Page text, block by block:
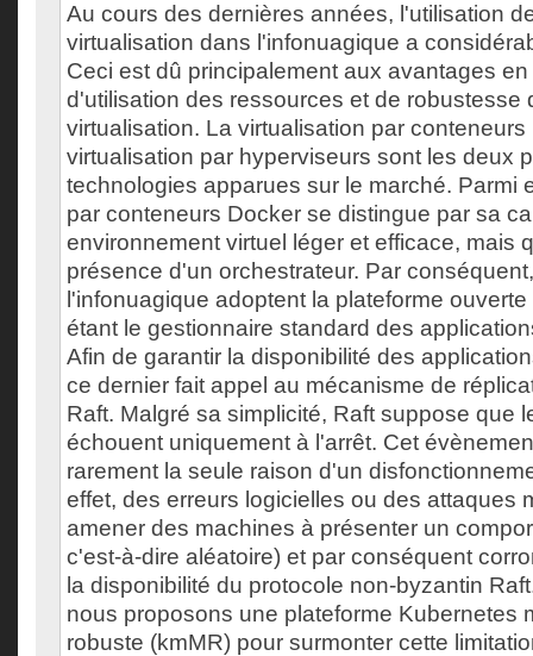
Au cours des dernières années, l'utilisation
virtualisation dans l'infonuagique a
Ceci est dû principalement aux avantages
d'utilisation des ressources et de robustesse
virtualisation. La virtualisation par conteneurs
virtualisation par hyperviseurs sont les deux
technologies apparues sur le marché. Parmi
par conteneurs Docker se distingue par sa
environnement virtuel léger et efficace, mais
présence d'un orchestrateur. Par
l'infonuagique adoptent la plateforme
étant le gestionnaire standard des
Afin de garantir la disponibilité des
ce dernier fait appel au mécanisme de
Raft. Malgré sa simplicité, Raft suppose que
échouent uniquement à l'arrêt. Cet
rarement la seule raison d'un
effet, des erreurs logicielles ou des attaques
amener des machines à présenter un
c'est-à-dire aléatoire) et par conséquent
la disponibilité du protocole non-byzantin
nous proposons une plateforme Kubernetes
robuste (kmMR) pour surmonter cette